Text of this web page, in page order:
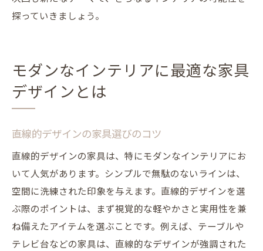
探っていきましょう。
モダンなインテリアに最適な家具
デザインとは
直線的デザインの家具選びのコツ
直線的デザインの家具は、特にモダンなインテリアにお
いて人気があります。シンプルで無駄のないラインは、
空間に洗練された印象を与えます。直線的デザインを選
ぶ際のポイントは、まず視覚的な軽やかさと実用性を兼
ね備えたアイテムを選ぶことです。例えば、テーブルや
テレビ台などの家具は、直線的なデザインが強調された